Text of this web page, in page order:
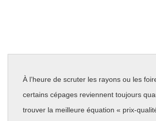
À l’heure de scruter les rayons ou les
certains cépages reviennent toujours
trouver la meilleure équation « prix-